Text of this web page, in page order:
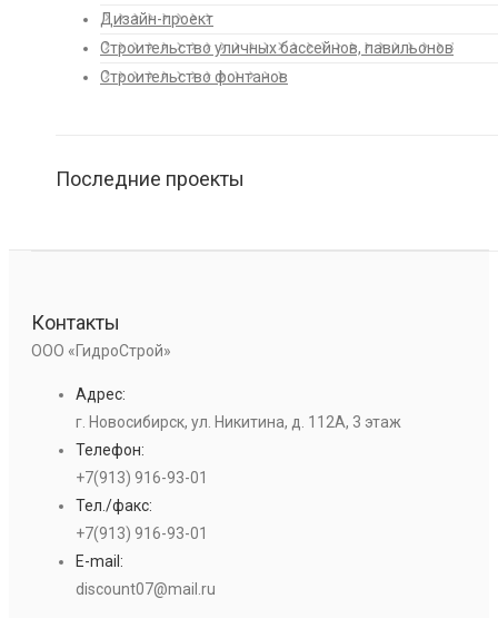
Дизайн-проект
Строительство уличных бассейнов, павильонов
Строительство фонтанов
Последние проекты
Контакты
ООО «ГидроСтрой»
Адрес:
г. Новосибирск, ул. Никитина, д. 112А, 3 этаж
Телефон:
+7(913) 916-93-01
Тел./факс:
+7(913) 916-93-01
E-mail:
discount07@mail.ru